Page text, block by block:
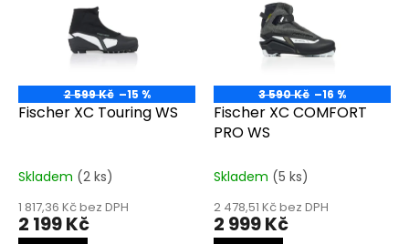
o
d
2 599 Kč –15 %
Fischer XC Touring WS
Skladem (2 ks)
1 817,36 Kč bez DPH
2 199 Kč
3 590 Kč –16 %
Fischer XC COMFORT
PRO WS
Skladem (5 ks)
2 478,51 Kč bez DPH
2 999 Kč